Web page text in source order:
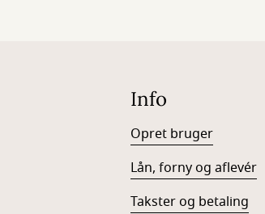
Info
Opret bruger
Lån, forny og aflevér
Takster og betaling